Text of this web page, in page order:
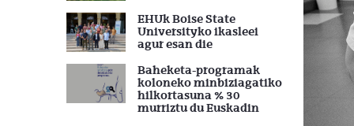
EHUk Boise State
Universityko ikasleei
agur esan die
Baheketa-programak
koloneko minbiziagatiko
hilkortasuna % 30
murriztu du Euskadin